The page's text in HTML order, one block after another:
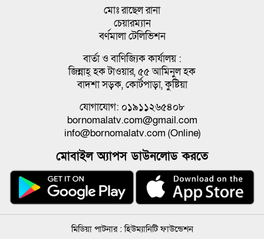
মোঃ রাছেল রানা
চেয়ারম্যান
বর্ণমালা টেলিভিশন
বার্তা ও বাণিজ্যিক কার্যালয় :
জিন্নাহ্ হক টাওয়ার, ৫৫ আমিনুল হক
বাদশা সড়ক, কোর্টপাড়া, কুষ্টিয়া
যোগাযোগ: ০১৯১১২৬৫৪০৮
bornomalatv.com@gmail.com
info@bornomalatv.com (Online)
মোবাইল অ্যাপস ডাউনলোড করতে
মিডিয়া পাটনার :হিউম্যানিটি ফাউন্ডেশন